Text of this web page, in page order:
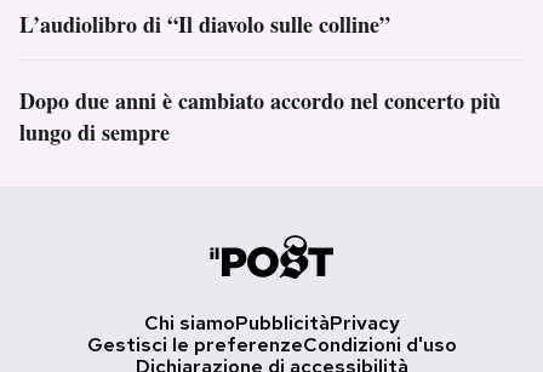
L’audiolibro di “Il diavolo sulle colline”
Dopo due anni è cambiato accordo nel concerto più
lungo di sempre
Chi siamoPubblicitàPrivacy
Gestisci le preferenzeCondizioni d'uso
Dichiarazione di accessibilità